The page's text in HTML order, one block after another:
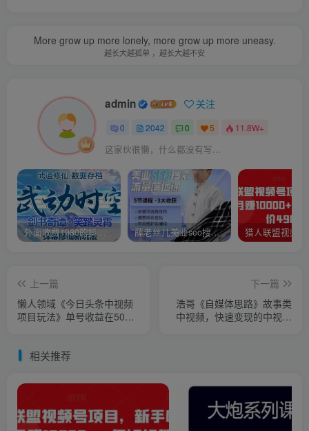
More grow up more lonely, more grow up more uneasy.
越长大越孤单 ，越长大越不安
admin 关注
0 2042 0 5 11.8W+
这家伙很懒，什么都没有写...
外面收费1980的抖音武动时空直播项目，无需真人出镜，实时互动直播【软件+详细教程】 薛老丝儿美业seo搜索流量落地课，一周暴涨20w粉丝，全干货讲解
上一篇
懒人领域《今日头条中视频
项目玩法》单号收益在50—
下一篇
浩哥《自媒体思路》故事类
中视频，快速变现的中视频
相关推荐